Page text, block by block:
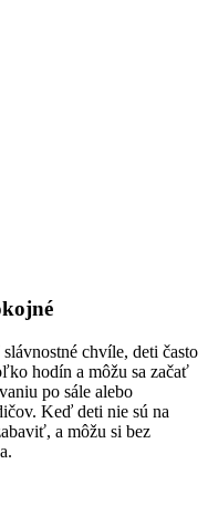
chvíle, deti často
hodín a môžu sa začať
po sále alebo
Keď deti nie sú na
a môžu si bez